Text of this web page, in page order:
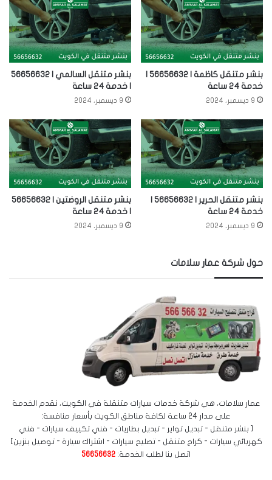
خدمة 24 ساعة
9 ديسمبر، 2024
بنشر متنقل السالمي | 56656632
| خدمة 24 ساعة
9 ديسمبر، 2024
خدمة 24 ساعة
9 ديسمبر، 2024
بنشر متنقل الروضتين | 56656632
| خدمة 24 ساعة
9 ديسمبر، 2024
حول شركة عمار سلامات
عمار سلامات، هي شركة خدمات سيارات متنقلة في الكويت، نقدم الخدمة
على مدار 24 ساعة لكافة مناطق الكويت بأسعار منافسة:
[ بنشر متنقل - تبديل تواير - تبديل بطاريات - فني تكييف سيارات - فني
كهربائي سيارات - كراج متنقل - تصليح سيارات - اشتراك سيارة - توصيل بنزين]
اتصل بنا لطلب الخدمة: 56656632